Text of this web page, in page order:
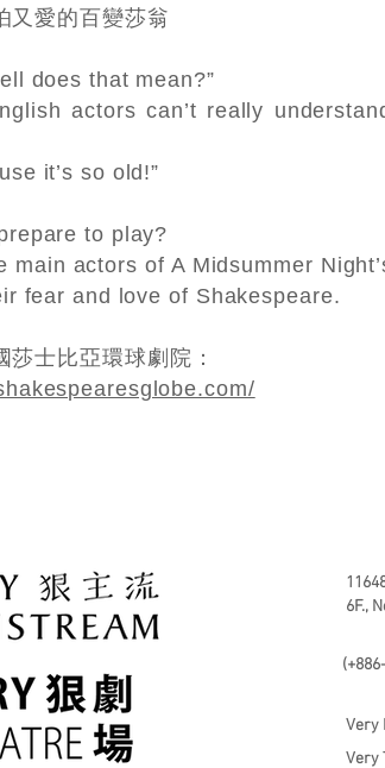
又愛的百變莎翁
does that mean?”
actors can’t really
it’s so old!”
to play?
main actors of A Midsummer
fear and love of Shakespeare.
莎士比亞環球劇院：
6F.,
Very
Very